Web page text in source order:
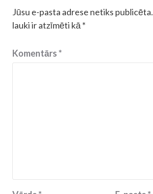
Jūsu e-pasta adrese netiks publicēta.
lauki ir atzīmēti kā*
Komentārs*